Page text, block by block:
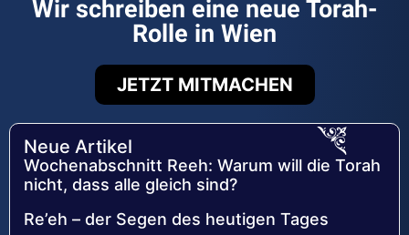
Wir schreiben eine neue Torah-
Rolle in Wien
JETZT MITMACHEN
Neue Artikel
Wochenabschnitt Reeh: Warum will die Torah
nicht, dass alle gleich sind?
Re’eh – der Segen des heutigen Tages